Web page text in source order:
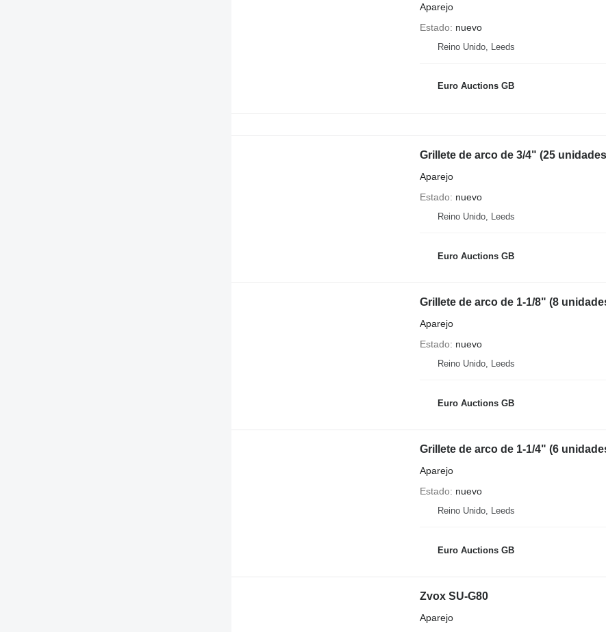
Aparejo
Estado
nuevo
Reino Unido, Leeds
Euro Auctions GB
Grillete de arco de 3/4" (25
Aparejo
Estado
nuevo
Reino Unido, Leeds
Euro Auctions GB
Grillete de arco de 1-1/8" (8
Aparejo
Estado
nuevo
Reino Unido, Leeds
Euro Auctions GB
Grillete de arco de 1-1/4" (6
Aparejo
Estado
nuevo
Reino Unido, Leeds
Euro Auctions GB
Zvox SU-G80
Aparejo